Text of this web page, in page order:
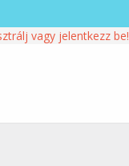
vagy jelentkezz be!